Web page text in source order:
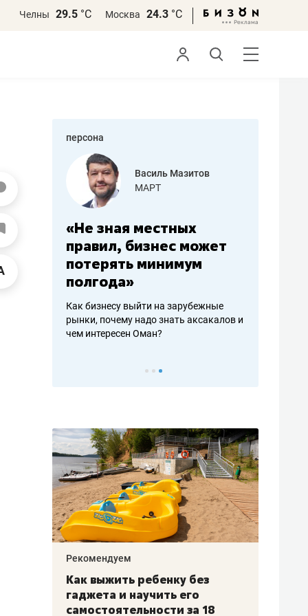
Челны 29.5 °С Москва 24.3 °С
персона
работа
Василь Мазитов
МАРТ
«Не зная местных
правил, бизнес может
потерять минимум
полгода»
Как бизнесу выйти на зарубежные
рынки, почему надо знать аксакалов и
чем интересен Оман?
–
Рекомендуем
Как выжить ребенку без
гаджета и научить его
самостоятельности за 18